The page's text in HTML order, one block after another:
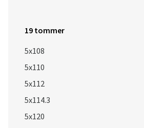
19 tommer
5x108
5x110
5x112
5x114.3
5x120